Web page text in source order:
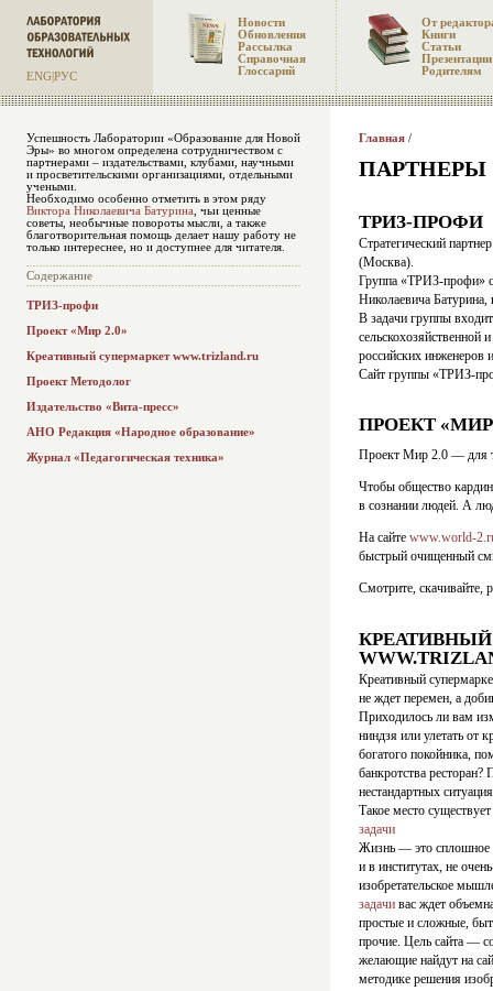
ENGРУС
Новости
Обновления
Рассылка
Справочная
Глоссарий
От
Книги
Статьи
Презентации
Родителям
Успешность Лаборатории «Образование для Новой
Эры» во многом определена сотрудничеством с
партнерами – издательствами, клубами, научными
и просветительскими организациями, отдельными
учеными.
Необходимо особенно отметить в этом ряду
Виктора Николаевича Батурина , чьи ценные
советы, необычные повороты мысли, а также
благотворительная помощь делает нашу работу не
только интереснее, но и доступнее для читателя.
Содержание
ТРИЗ-профи
Проект «Мир 2.0»
Креативный супермаркет www.trizland.ru
Проект Методолог
Издательство «Вита-пресс»
АНО Редакция «Народное образование»
Журнал «Педагогическая техника»
Главная /
ПАРТНЕРЫ
ТРИЗ-ПРОФИ
Стратегический
(Москва).
Группа «ТРИЗ-профи»
Николаевича
В задачи группы
сельскохозяйственной
российских инженеров
Сайт группы «ТРИЗ-
ПРОЕКТ «МИР
Проект Мир 2.0 — для
Чтобы общество
в сознании людей. А
На сайте www.world-
быстрый очищенный
Смотрите, скачивайте,
Креативный
не ждет перемен, а
Приходилось ли вам
ниндзя или улетать от
богатого покойника,
банкротства
нестандартных
Такое место
задачи
Жизнь — это сплошное
и в институтах, не
изобретательское
задачи вас ждет
простые и сложные,
прочие. Цель сайта —
желающие найдут на
методике решения